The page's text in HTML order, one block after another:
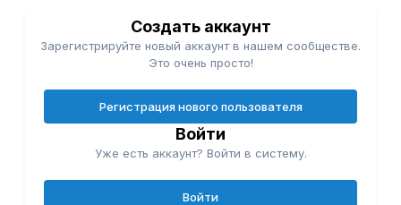
Создать аккаунт
Зарегистрируйте новый аккаунт в нашем сообществе.
Это очень просто!
Регистрация нового пользователя
Войти
Уже есть аккаунт? Войти в систему.
Войти